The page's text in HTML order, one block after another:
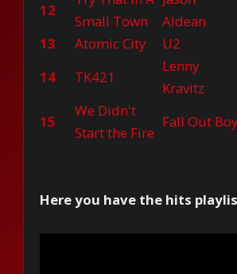
12
Small Town
Aldean
13
Atomic City U2
14
TK421
Lenny
Kravitz
15
We Didn't
Start the Fire
Fall Out Boy
Here you have the hits